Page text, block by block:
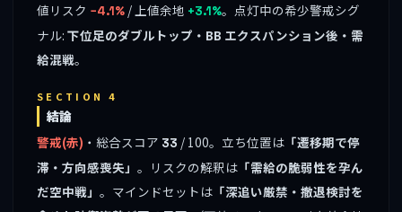
値リスク −4.1% / 上値余地 +3.1%。点灯中の希少警戒シグ
ナル: 下位足のダブルトップ・BB エクスパンション後・需
給混戦。
SECTION 4
結論
警戒(赤) ・総合スコア 33 / 100。立ち位置は 「遷移期で停
滞・方向感喪失」 。リスクの解釈は 「需給の脆弱性を孕ん
だ空中戦」 。マインドセットは 「深追い厳禁・撤退検討を